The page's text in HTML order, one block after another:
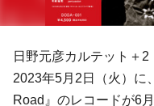
日野元彦カルテット＋
2023年5月2日（火）に
Road』のレコードが6